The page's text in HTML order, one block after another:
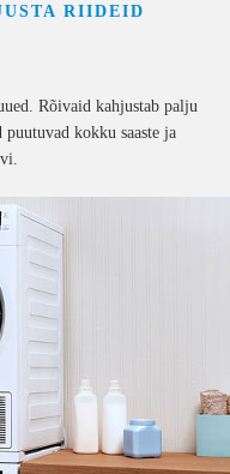
RIIDEID
Rõivaid kahjustab palju
kokku saaste ja